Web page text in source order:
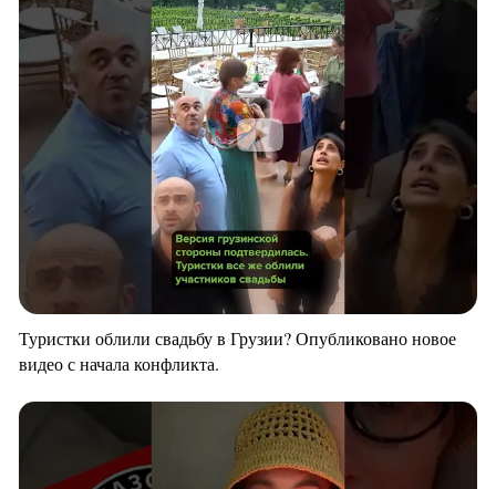
Туристки облили свадьбу в Грузии? Опубликовано новое
видео с начала конфликта.